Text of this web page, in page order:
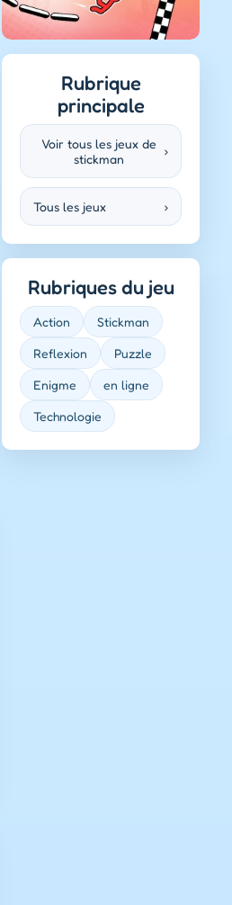
Rubrique
principale
Voir tous les jeux de
stickman
›
Tous les jeux ›
Rubriques du jeu
Action Stickman
Reflexion Puzzle
Enigme en ligne
Technologie